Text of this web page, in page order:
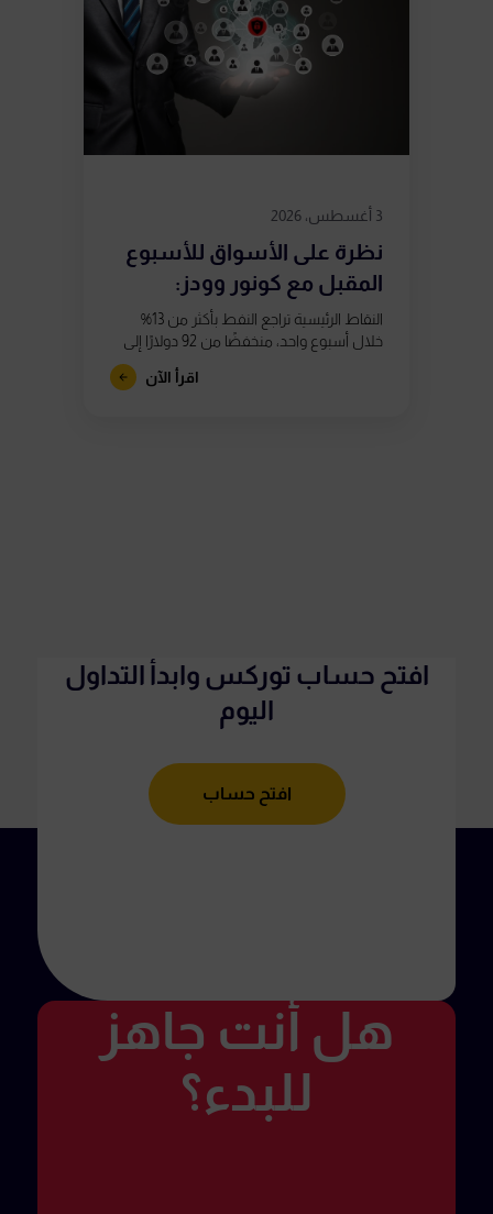
3 أغسطس، 2026
نظرة على الأسواق للأسبوع
المقبل مع كونور وودز:
استمرار التقلبات...
النقاط الرئيسية تراجع النفط بأكثر من 13%
خلال أسبوع واحد، منخفضًا من 92 دولارًا إلى
ما دون 80 دولارًا، بعد تقارير تشير إلى اقتراب
اقرأ الآن
هل أنت جاهز
للبدء؟
افتح حساب توركس وابدأ التداول
اليوم
افتح حساب